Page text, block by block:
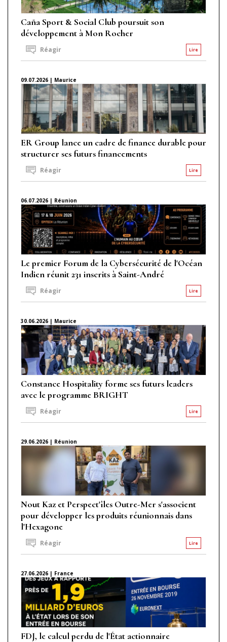
Caña Sport & Social Club poursuit son
développement à Mon Rocher
Lire
Réagir
09.07.2026 | Maurice
ER Group lance un cadre de finance durable pour
structurer ses futurs financements
Lire
Réagir
06.07.2026 | Réunion
Le premier Forum de la Cybersécurité de l'Océan
Indien réunit 231 inscrits à Saint-André
Lire
Réagir
30.06.2026 | Maurice
Constance Hospitality forme ses futurs leaders
avec le programme BRIGHT
Lire
Réagir
29.06.2026 | Réunion
Nout Kaz et Perspect'îles Outre-Mer s'associent
pour développer les produits réunionnais dans
l'Hexagone
Lire
Réagir
27.06.2026 | France
FDJ, le calcul perdu de l'État actionnaire